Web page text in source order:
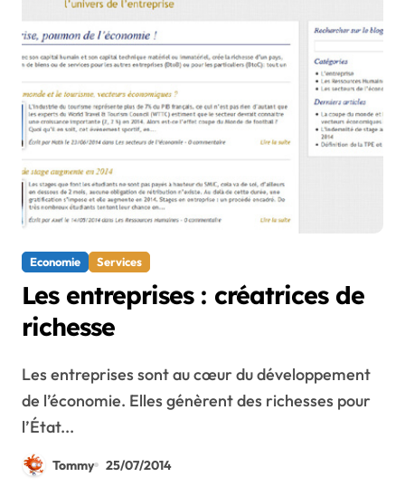
Economie Services
Les entreprises : créatrices de
richesse
Les entreprises sont au cœur du développement
de l’économie. Elles génèrent des richesses pour
l’État...
Tommy 25/07/2014